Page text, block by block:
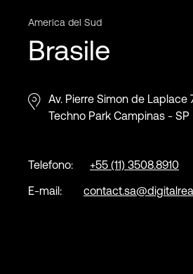
America del Sud
Brasile
Av. Pierre Simon de Laplace
Techno Park Campinas - SP
Telefono: +55 (11) 3508.8910
E-mail: